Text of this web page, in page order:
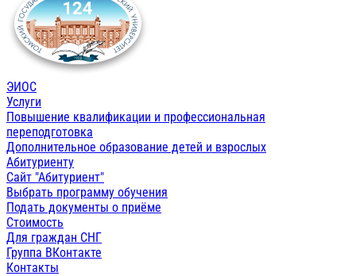
ЭИОС
Услуги
Повышение квалификации и профессиональная
переподготовка
Дополнительное образование детей и взрослых
Абитуриенту
Сайт "Абитуриент"
Выбрать программу обучения
Подать документы о приёме
Стоимость
Для граждан СНГ
Группа ВКонтакте
Контакты